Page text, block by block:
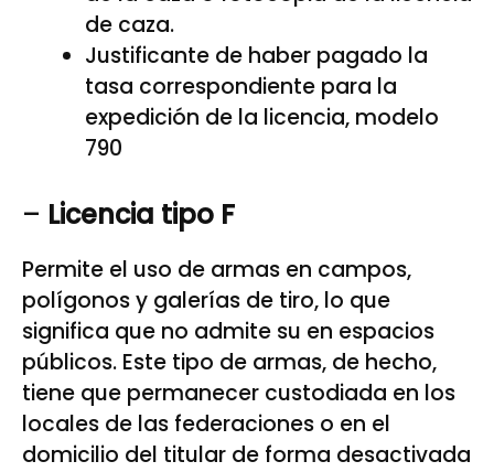
de caza.
Justificante de haber pagado la
tasa correspondiente para la
expedición de la licencia, modelo
790
– Licencia tipo F
Permite el uso de armas en campos,
polígonos y galerías de tiro, lo que
significa que no admite su en espacios
públicos. Este tipo de armas, de hecho,
tiene que permanecer custodiada en los
locales de las federaciones o en el
domicilio del titular de forma desactivada